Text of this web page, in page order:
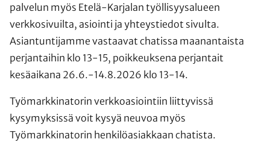
palvelun myös Etelä-Karjalan työllisyysalueen
verkkosivuilta, asiointi ja yhteystiedot sivulta.
Asiantuntijamme vastaavat chatissa maanantaista
perjantaihin klo 13-15, poikkeuksena perjantait
kesäaikana 26.6.-14.8.2026 klo 13-14.
Työmarkkinatorin verkkoasiointiin liittyvissä
kysymyksissä voit kysyä neuvoa myös
Työmarkkinatorin henkilöasiakkaan chatista.